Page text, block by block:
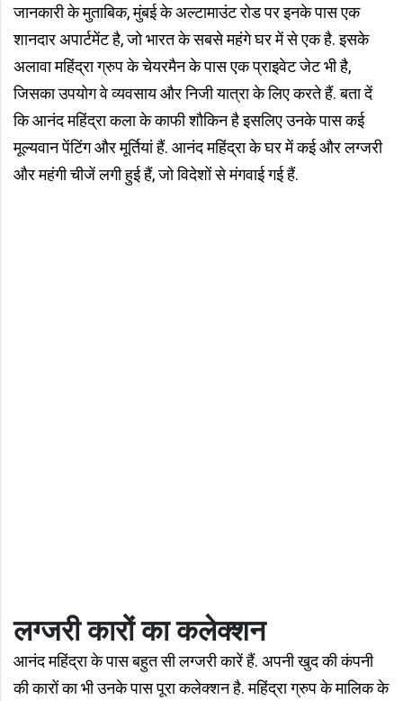
जानकारी के मुताबिक, मुंबई के अल्टामाउंट रोड पर इनके पास एक
शानदार अपार्टमेंट है, जो भारत के सबसे महंगे घर में से एक है. इसके
अलावा महिंद्रा ग्रुप के चेयरमैन के पास एक प्राइवेट जेट भी है,
जिसका उपयोग वे व्यवसाय और नि​जी यात्रा के लिए करते हैं. बता दें
कि आनंद महिंद्रा कला के काफी शौकिन है इसलिए उनके पास कई
मूल्यवान पेंटिंग और मूर्तियां हैं. आनंद महिंद्रा के घर में कई और लग्जरी
और महंगी चीजें लगी हुई हैं, जो विदेशों से मंगवाई गई हैं.
लग्जरी कारों का कलेक्शन
आनंद महिंद्रा के पास बहुत सी लग्जरी कारें हैं. अपनी खुद की कंपनी
की कारों का भी उनके पास पूरा कलेक्शन है. महिंद्रा ग्रुप के मालिक के